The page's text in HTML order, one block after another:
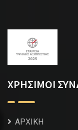
ΧΡΗΣΙΜΟΙ
ΑΡΧΙΚΗ